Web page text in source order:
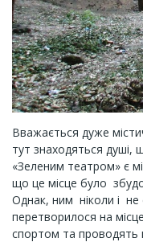
Вважається дуже
тут знаходяться душі,
«Зеленим театром» є
що це місце було
Однак, ним ніколи і
перетворилося на
спортом та проводять